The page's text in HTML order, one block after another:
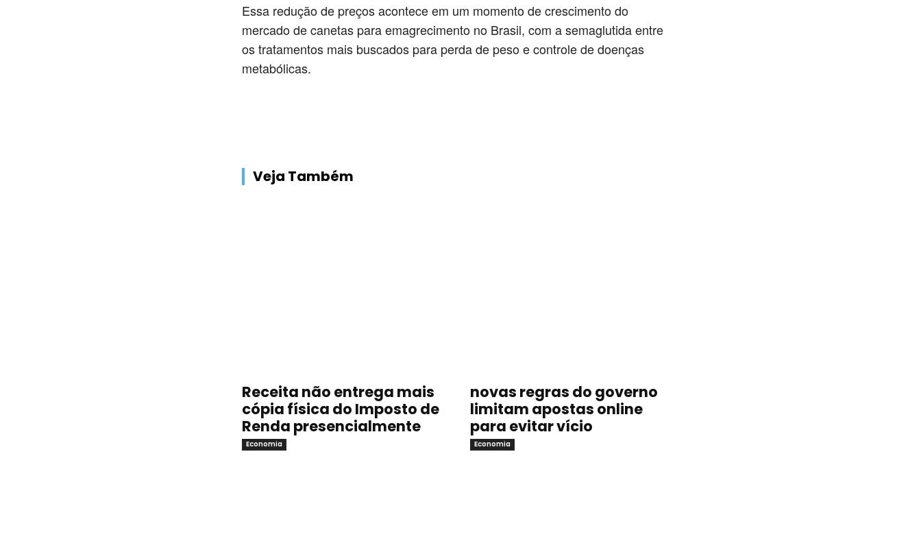
Essa redução de preços acontece em um momento de crescimento do
mercado de canetas para emagrecimento no Brasil, com a semaglutida entre
os tratamentos mais buscados para perda de peso e controle de doenças
metabólicas.
Veja Também
Receita não entrega mais
cópia física do Imposto de
Renda presencialmente
Economia
novas regras do governo
limitam apostas online
para evitar vício
Economia